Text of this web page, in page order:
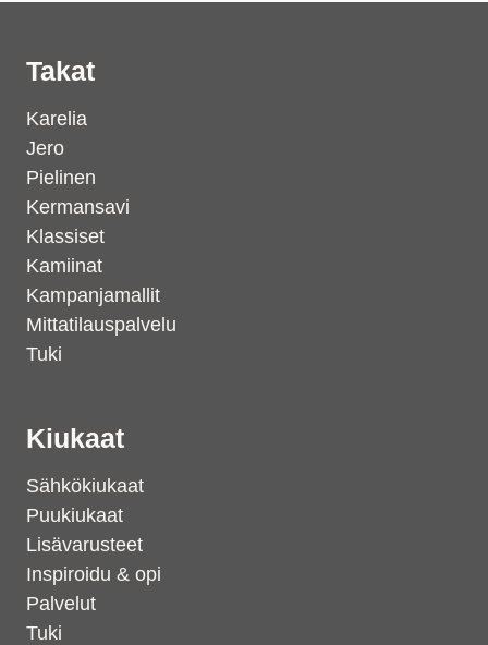
Takat
Karelia
Jero
Pielinen
Kermansavi
Klassiset
Kamiinat
Kampanjamallit
Mittatilauspalvelu
Tuki
Kiukaat
Sähkökiukaat
Puukiukaat
Lisävarusteet
Inspiroidu & opi
Palvelut
Tuki